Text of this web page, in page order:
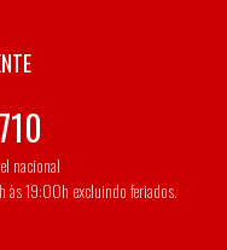
nacional
às 19:00h excluindo feriados.